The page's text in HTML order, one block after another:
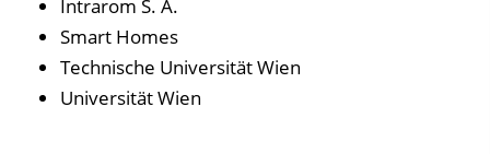
Intrarom S. A.
Smart Homes
Technische Universität Wien
Universität Wien